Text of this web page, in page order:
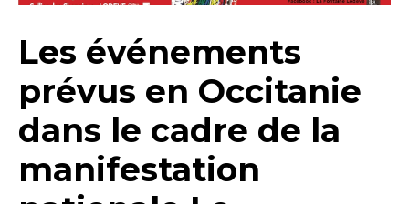
Les événements
prévus en Occitanie
dans le cadre de la
manifestation